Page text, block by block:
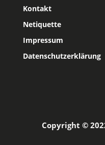
Kontakt
Netiquette
Impressum
Datenschutzerklärung
Copyright ©